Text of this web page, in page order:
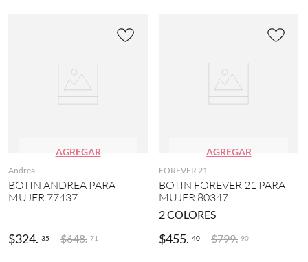
AGREGAR
Andrea
BOTIN ANDREA PARA
MUJER 77437
$324. 35 $648. 71
AGREGAR
FOREVER 21
BOTIN FOREVER 21 PARA
MUJER 80347
2COLORES
$455. 40 $799. 90